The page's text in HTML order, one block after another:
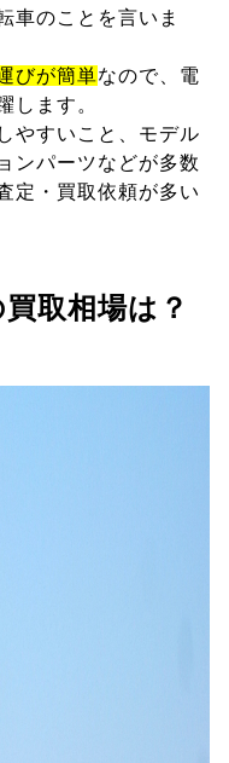
車のことを言いま
びが簡単なので、電
します。
やすいこと、モデル
ンパーツなどが多数
定・買取依頼が多い
取相場は？